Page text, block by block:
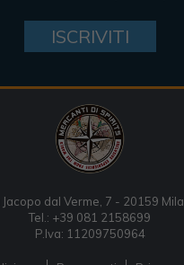
ISCRIVITI
Jacopo dal Verme, 7 - 20159
Tel.: +39 081 2158699
P.Iva: 11209750964